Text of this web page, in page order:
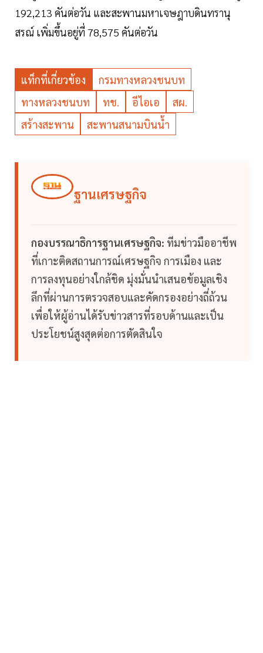
192,213 คันต่อวัน และสะพานมหาเจษฎาบดินทรานุ
สรณ์ เพิ่มขึ้นอยู่ที่ 78,575 คันต่อวัน
แท็กที่เกี่ยวข้อง
กรมทางหลวงชนบท
ทางหลวงชนบท
ทช. อีไอเอ
สผ.
สร้างสะพาน
สะพานสนามบินน้ำ
ฐานเศรษฐกิจ
กองบรรณาธิการฐานเศรษฐกิจ: ทีมข่าวมืออาชีพ
ที่เกาะติดสถานการณ์เศรษฐกิจ การเมือง และ
การลงทุนอย่างใกล้ชิด มุ่งมั่นนำเสนอข้อมูลเชิง
ลึกที่ผ่านการตรวจสอบและคัดกรองอย่างถี่ถ้วน
เพื่อให้ผู้อ่านได้รับข่าวสารที่รอบด้านและเป็น
ประโยชน์สูงสุดต่อการตัดสินใจ